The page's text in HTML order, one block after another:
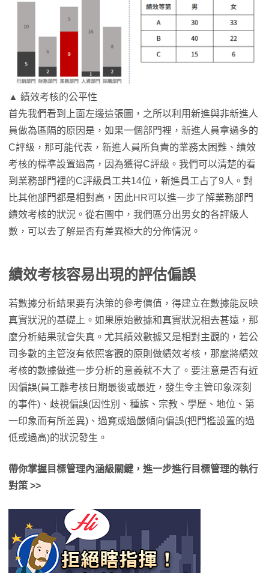
▲ 績效考核的公平性
首先我們看到上面左邊這張圖，之所以利用新進與非新進人
員做為區隔的原因是，如果一個部門裡，新進人員拿過多的
C評級，那可能代表，新進人員所負責的業務太困難、績效
考核的標準設置過高，因為獲得C評級。我們可以清楚的看
到業務部門裡的C評級員工共14位，新進員工占了9人。對
比其他部門都是相對高，因此HR可以進一步了解業務部門
績效考核的狀況。從右圖中，我們區分出男女的各評級人
數，可以去了解是否有差異極大的分佈情況。
績效考核容易出現的評估偏誤
若數據分析結果要有決策的參考價值，得建立在數據能反映
真實狀況的基礎上。如果原始數據和真實狀況相去甚遠，那
麼分析結果就會失真。尤其績效數據又是相對主觀的，若公
司多數的主管沒有依照客觀的原則做績效考核，那麼將績效
考核的數據做進一步分析的意義就不大了。要注意是否有近
因偏誤(員工離考核日期最後或最近，發生令主管印象深刻
的事件)、歧視偏誤(因性別、種族、宗教、學歷、地位、第
一印象而有所差異)、過寬或過嚴傾向偏誤(把門檻設置的過
低或過高)的狀況發生。
帶你掌握目標管理內涵級關鍵，進一步進行目標管理的執行
對策 >>